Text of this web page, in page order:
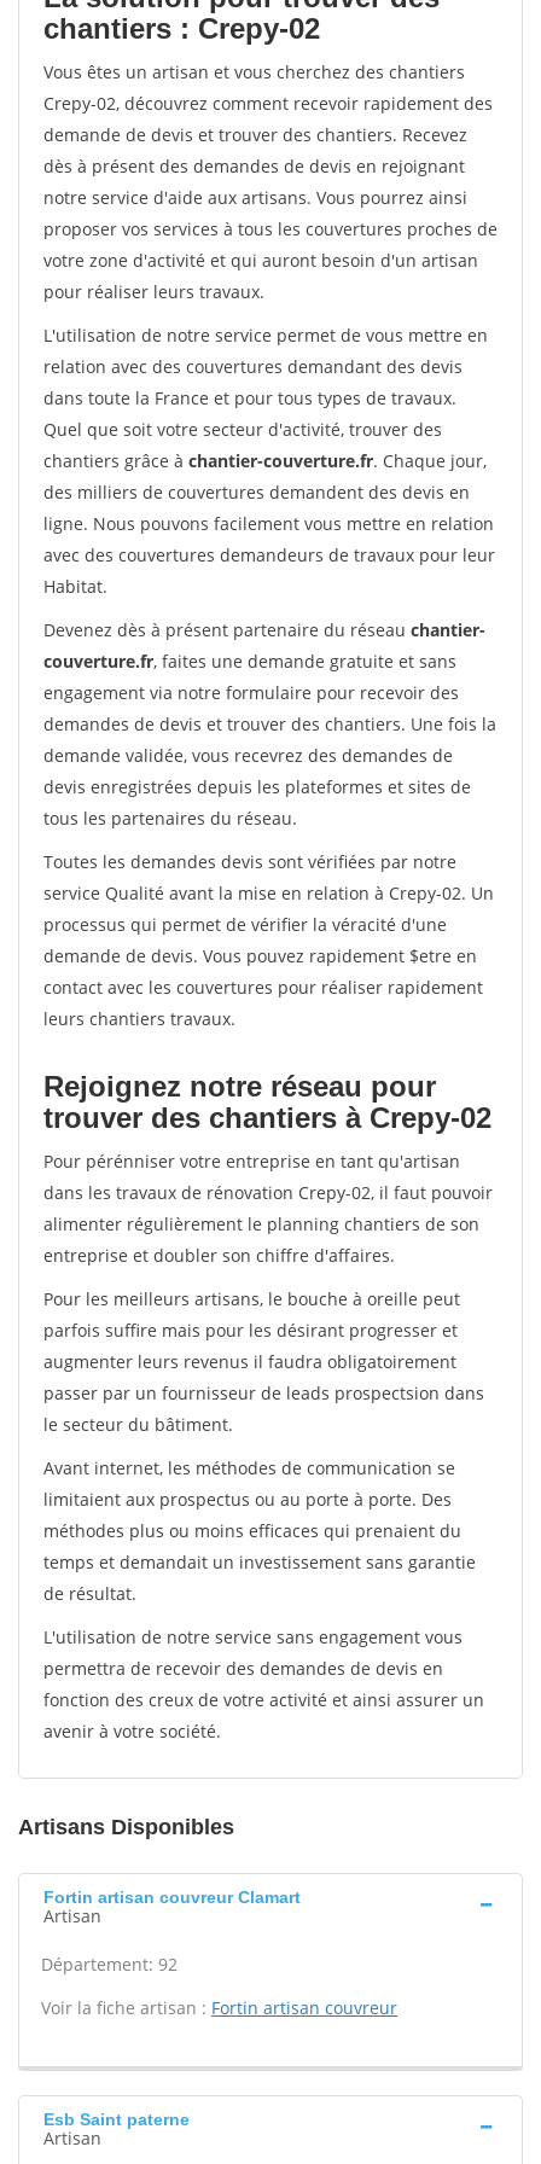
chantiers : Crepy-02
Vous êtes un artisan et vous cherchez des chantiers
Crepy-02, découvrez comment recevoir rapidement des
demande de devis et trouver des chantiers. Recevez
dès à présent des demandes de devis en rejoignant
notre service d'aide aux artisans. Vous pourrez ainsi
proposer vos services à tous les couvertures proches de
votre zone d'activité et qui auront besoin d'un artisan
pour réaliser leurs travaux.
L'utilisation de notre service permet de vous mettre en
relation avec des couvertures demandant des devis
dans toute la France et pour tous types de travaux.
Quel que soit votre secteur d'activité, trouver des
chantiers grâce à chantier-couverture.fr. Chaque jour,
des milliers de couvertures demandent des devis en
ligne. Nous pouvons facilement vous mettre en relation
avec des couvertures demandeurs de travaux pour leur
Habitat.
Devenez dès à présent partenaire du réseau chantier-
couverture.fr, faites une demande gratuite et sans
engagement via notre formulaire pour recevoir des
demandes de devis et trouver des chantiers. Une fois la
demande validée, vous recevrez des demandes de
devis enregistrées depuis les plateformes et sites de
tous les partenaires du réseau.
Toutes les demandes devis sont vérifiées par notre
service Qualité avant la mise en relation à Crepy-02. Un
processus qui permet de vérifier la véracité d'une
demande de devis. Vous pouvez rapidement $etre en
contact avec les couvertures pour réaliser rapidement
leurs chantiers travaux.
Rejoignez notre réseau pour
trouver des chantiers à Crepy-02
Pour pérénniser votre entreprise en tant qu'artisan
dans les travaux de rénovation Crepy-02, il faut pouvoir
alimenter régulièrement le planning chantiers de son
entreprise et doubler son chiffre d'affaires.
Pour les meilleurs artisans, le bouche à oreille peut
parfois suffire mais pour les désirant progresser et
augmenter leurs revenus il faudra obligatoirement
passer par un fournisseur de leads prospectsion dans
le secteur du bâtiment.
Avant internet, les méthodes de communication se
limitaient aux prospectus ou au porte à porte. Des
méthodes plus ou moins efficaces qui prenaient du
temps et demandait un investissement sans garantie
de résultat.
L'utilisation de notre service sans engagement vous
permettra de recevoir des demandes de devis en
fonction des creux de votre activité et ainsi assurer un
avenir à votre société.
Artisans Disponibles
Fortin artisan couvreur Clamart
Artisan
Département: 92
Voir la fiche artisan : Fortin artisan couvreur
Esb Saint paterne
Artisan